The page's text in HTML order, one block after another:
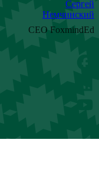
Сергей
Немчинский
CEO FoxmindEd